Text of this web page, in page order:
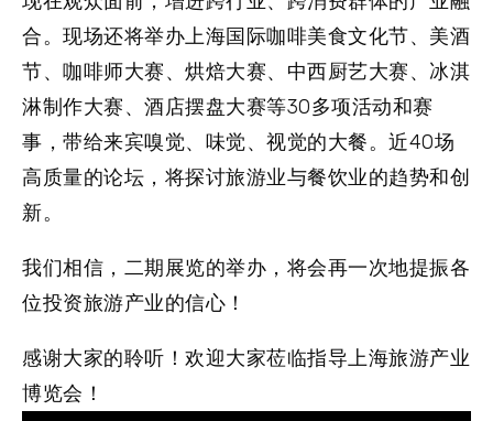
合。现场还将举办上海国际咖啡美食文化节、美酒
节、咖啡师大赛、烘焙大赛、中西厨艺大赛、冰淇
淋制作大赛、酒店摆盘大赛等30多项活动和赛
事，带给来宾嗅觉、味觉、视觉的大餐。近40场
高质量的论坛，将探讨旅游业与餐饮业的趋势和创
新。
我们相信，二期展览的举办，将会再一次地提振各
位投资旅游产业的信心！
感谢大家的聆听！欢迎大家莅临指导上海旅游产业
博览会！